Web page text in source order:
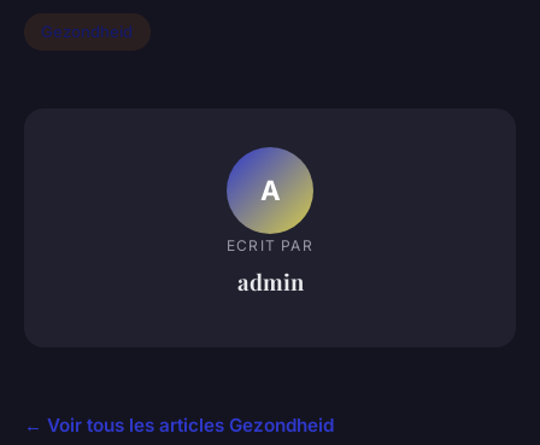
Gezondheid
A
ECRIT PAR
admin
← Voir tous les articles Gezondheid